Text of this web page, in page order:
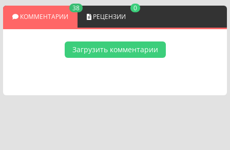
КОММЕНТАРИИ
38
РЕЦЕНЗИИ
0
Загрузить комментарии